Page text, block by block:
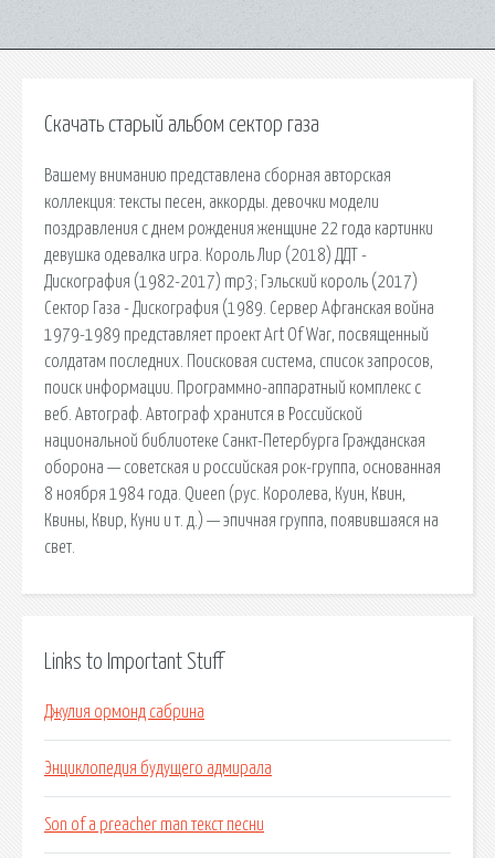
Скачать старый альбом сектор газа
Вашему вниманию представлена сборная авторская
коллекция: тексты песен, аккорды. девочки модели
поздравления с днем рождения женщине 22 года картинки
девушка одевалка игра. Король Лир (2018) ДДТ -
Дискография (1982-2017) mp3; Гэльский король (2017)
Сектор Газа - Дискография (1989. Сервер Афганская война
1979-1989 представляет проект Art Of War, посвященный
солдатам последних. Поисковая сиcтема, список запросов,
поиск информации. Программно-аппаратный комплекс с
веб. Автограф. Автограф хранится в Российской
национальной библиотеке Санкт-Петербурга Гражданская
оборона — советская и российская рок-группа, основанная
8 ноября 1984 года. Queen (рус. Королева, Куин, Квин,
Квины, Квир, Куни и т. д.) — эпичная группа, появившаяся на
свет.
Links to Important Stuff
Джулия ормонд сабрина
Энциклопедия будущего адмирала
Son of a preacher man текст песни